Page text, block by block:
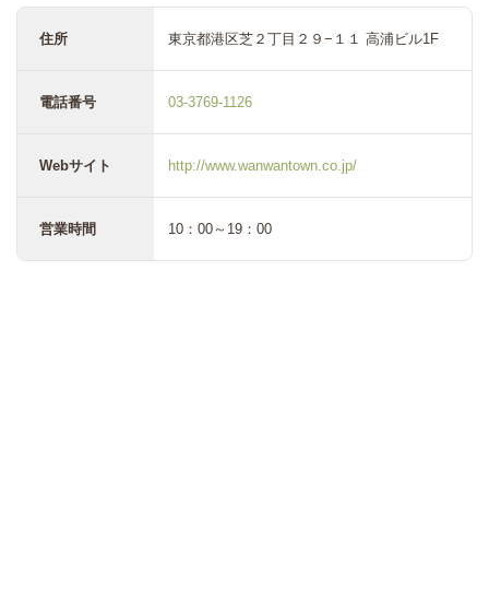
住所 東京都港区芝２丁目２９−１１ 高浦ビル1F
電話番号 03-3769-1126
Webサイト http://www.wanwantown.co.jp/
営業時間 10：00～19：00